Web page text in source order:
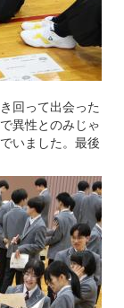
回って出会った
異性とのみじゃ
いました。最後